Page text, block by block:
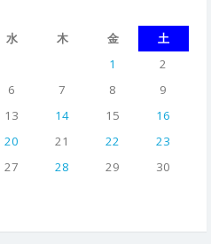
水 木 金
土
1
2
6 7 8
9
13 14 15
16
20 21 22
23
27 28 29 30